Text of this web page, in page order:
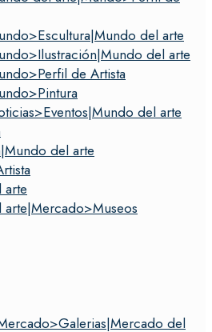
del arte
del arte
de Artista
del arte
del arte
del